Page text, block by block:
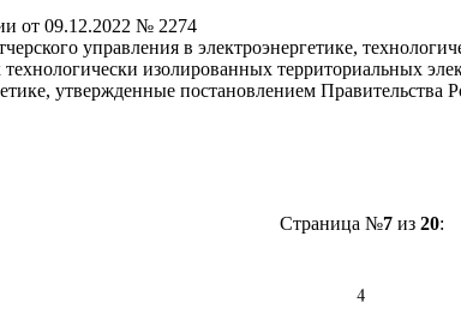
от 09.12.2022 № 2274
управления в электроэнергетике,
изолированных территориальных
утвержденные постановлением Правительства
Страница №7из 20: